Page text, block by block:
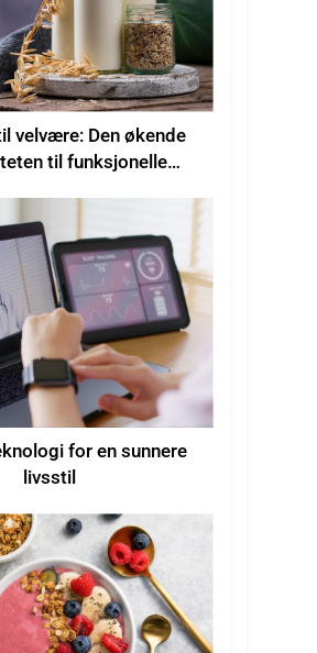
velvære: Den økende
til funksjonelle
for en sunnere
livsstil